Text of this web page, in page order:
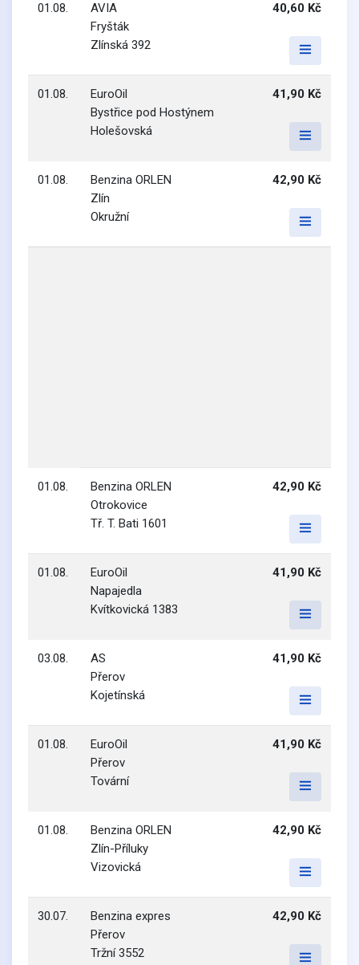
01.08.
AVIA
Fryšták
Zlínská 392
40,60 Kč
01.08.
EuroOil
Bystřice pod Hostýnem
Holešovská
41,90 Kč
01.08.
Benzina ORLEN
Zlín
Okružní
42,90 Kč
01.08.
Benzina ORLEN
Otrokovice
Tř. T. Bati 1601
42,90 Kč
01.08.
EuroOil
Napajedla
Kvítkovická 1383
41,90 Kč
03.08.
AS
Přerov
Kojetínská
41,90 Kč
01.08.
EuroOil
Přerov
Tovární
41,90 Kč
01.08.
Benzina ORLEN
Zlín-Příluky
Vizovická
42,90 Kč
30.07.
Benzina expres
Přerov
Tržní 3552
42,90 Kč